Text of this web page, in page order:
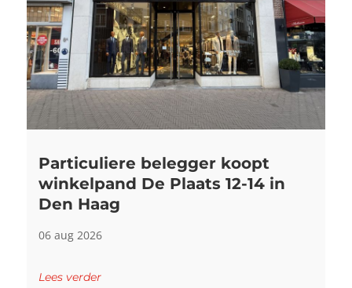
Particuliere belegger koopt
winkelpand De Plaats 12-14 in
Den Haag
06 aug 2026
Lees verder